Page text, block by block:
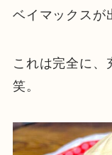
ベイマックスが
これは完全に、
笑。